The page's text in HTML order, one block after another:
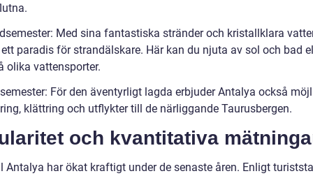
Med sina fantastiska stränder och kristallklara
paradis för strandälskare. Här kan du njuta av sol och bad
olika vattensporter.
För den äventyrligt lagda erbjuder Antalya också
klättring och utflykter till de närliggande Taurusbergen.
och kvantitativa
Antalya har ökat kraftigt under de senaste åren. Enligt